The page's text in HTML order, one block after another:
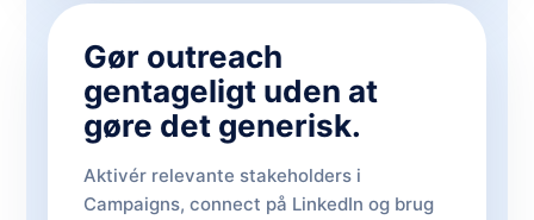
Gør outreach
gentageligt uden at
gøre det generisk.
Aktivér relevante stakeholders i
Campaigns, connect på LinkedIn og brug